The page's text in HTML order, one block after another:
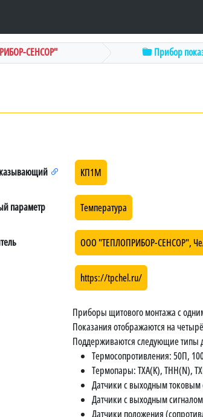
СЕНСОР" Прибор
КП1М
параметр Температура
ООО "ТЕПЛОПРИБОР-СЕНСОР",
https://tpchel.ru/
Приборы щитового монтажа с
Показания отображаются на
Поддерживаются следующие типы
Термосопротивления: 50П,
Термопары: ТХА(K), ТНН(N),
Датчики с выходным
Датчики с выходным
Датчики положения